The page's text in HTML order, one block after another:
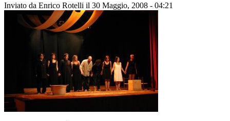
Inviato da Enrico Rotelli il 30 Maggio, 2008 - 04:21